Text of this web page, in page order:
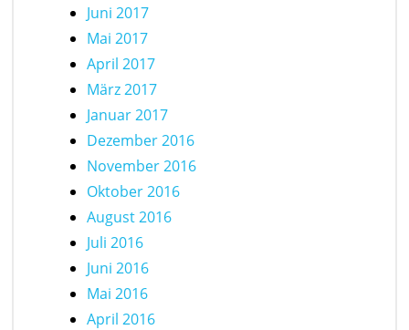
Juni 2017
Mai 2017
April 2017
März 2017
Januar 2017
Dezember 2016
November 2016
Oktober 2016
August 2016
Juli 2016
Juni 2016
Mai 2016
April 2016